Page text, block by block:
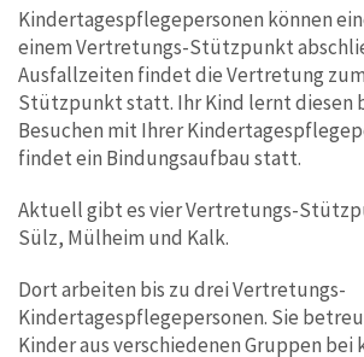
Kindertagespflegepersonen können
einem Vertretungs-Stützpunkt
Ausfallzeiten findet die Vertretung
Stützpunkt statt. Ihr Kind lernt diesen
Besuchen mit Ihrer
findet ein Bindungsaufbau statt.
Aktuell gibt es vier Vertretungs-
Sülz, Mülheim und Kalk.
Dort arbeiten bis zu drei Vertretungs-
Kindertagespflegepersonen. Sie
Kinder aus verschiedenen Gruppen